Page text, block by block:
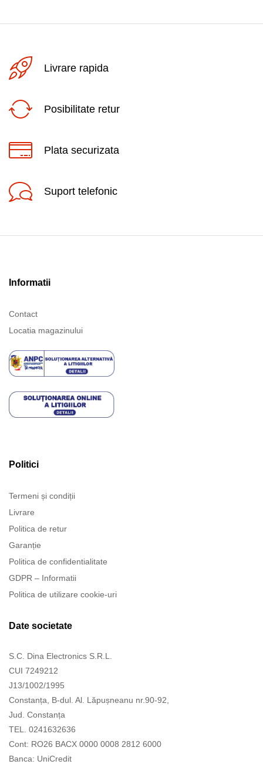
Livrare rapida
Posibilitate retur
Plata securizata
Suport telefonic
Informatii
Contact
Locatia magazinului
Politici
Termeni și condiții
Livrare
Politica de retur
Garanție
Politica de confidentialitate
GDPR – Informatii
Politica de utilizare cookie-uri
Date societate
S.C. Dina Electronics S.R.L.
CUI 7249212
J13/1002/1995
Constanța, B-dul. Al. Lăpușneanu nr.90-92,
Jud. Constanța
TEL. 0241632636
Cont: RO26 BACX 0000 0008 2812 6000
Banca: UniCredit